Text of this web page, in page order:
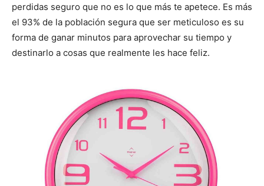
perdidas seguro que no es lo que más te apetece. Es más
el 93% de la población segura que ser meticuloso es su
forma de ganar minutos para aprovechar su tiempo y
destinarlo a cosas que realmente les hace feliz.